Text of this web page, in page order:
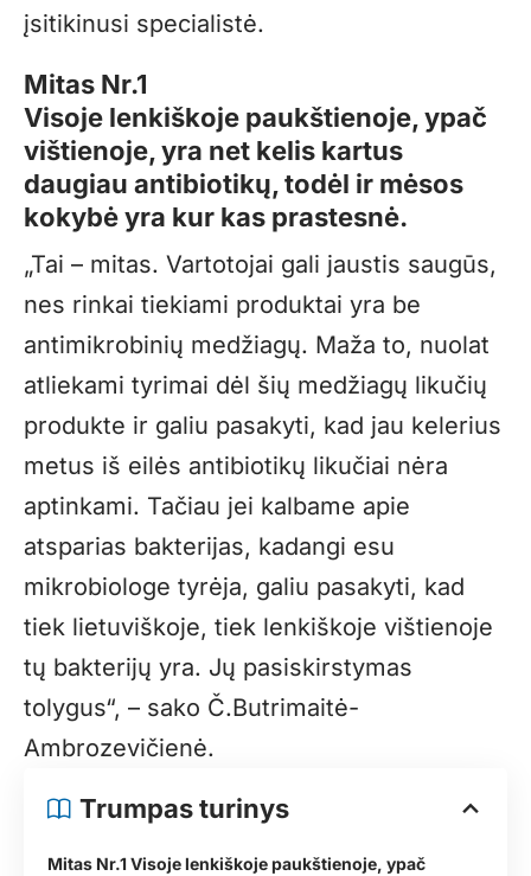
įsitikinusi specialistė.
Mitas Nr.1
Visoje lenkiškoje paukštienoje, ypač
vištienoje, yra net kelis kartus
daugiau antibiotikų, todėl ir mėsos
kokybė yra kur kas prastesnė.
„Tai – mitas. Vartotojai gali jaustis saugūs,
nes rinkai tiekiami produktai yra be
antimikrobinių medžiagų. Maža to, nuolat
atliekami tyrimai dėl šių medžiagų likučių
produkte ir galiu pasakyti, kad jau kelerius
metus iš eilės antibiotikų likučiai nėra
aptinkami. Tačiau jei kalbame apie
atsparias bakterijas, kadangi esu
mikrobiologe tyrėja, galiu pasakyti, kad
tiek lietuviškoje, tiek lenkiškoje vištienoje
tų bakterijų yra. Jų pasiskirstymas
tolygus“, – sako Č.Butrimaitė-
Ambrozevičienė.
Trumpas turinys
Mitas Nr.1 Visoje lenkiškoje paukštienoje, ypač